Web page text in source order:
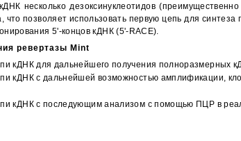
несколько дезоксинуклеотидов
что позволяет использовать первую цепь для
5'-концов кДНК(5'-RACE).
ревертазы Mint
кДНК для дальнейшего получения полноразмерных
кДНК с дальнейшей возможностью амплификации,
кДНК с последующим анализом с помощью ПЦР в
×
исключительно
является публичной
товара.